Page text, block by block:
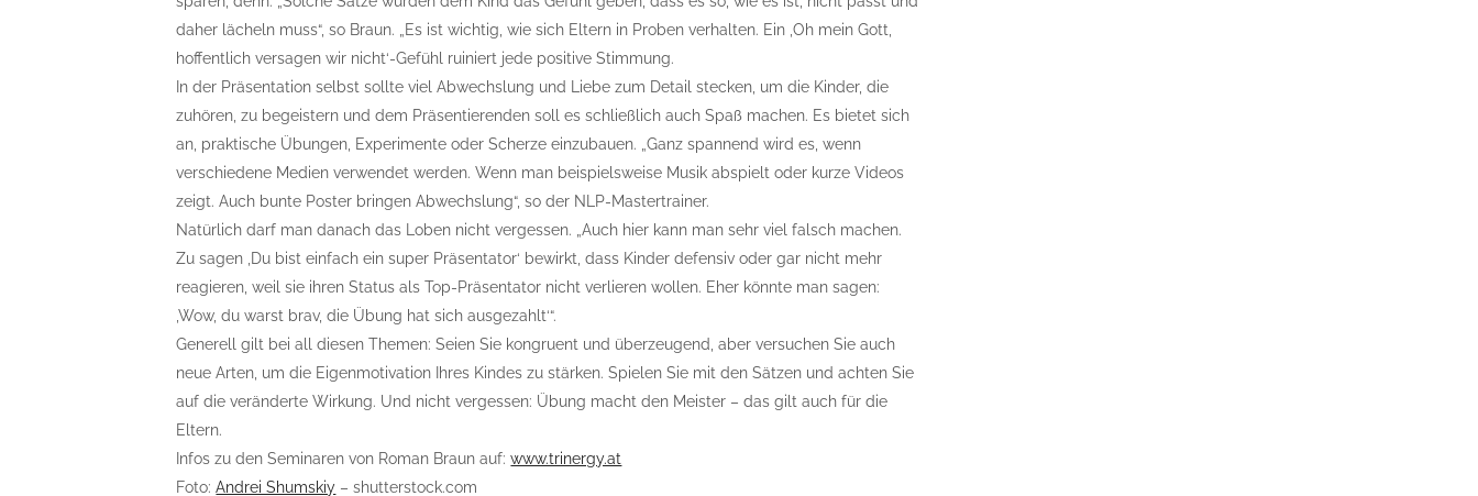
daher lächeln muss“, so Braun. „Es ist wichtig, wie sich Eltern in Proben verhalten. Ein ‚Oh mein Gott,
hoffentlich versagen wir nicht‘-Gefühl ruiniert jede positive Stimmung.
In der Präsentation selbst sollte viel Abwechslung und Liebe zum Detail stecken, um die Kinder, die
zuhören, zu begeistern und dem Präsentierenden soll es schließlich auch Spaß machen. Es bietet sich
an, praktische Übungen, Experimente oder Scherze einzubauen. „Ganz spannend wird es, wenn
verschiedene Medien verwendet werden. Wenn man beispielsweise Musik abspielt oder kurze Videos
zeigt. Auch bunte Poster bringen Abwechslung“, so der NLP-Mastertrainer.
Natürlich darf man danach das Loben nicht vergessen. „Auch hier kann man sehr viel falsch machen.
Zu sagen ‚Du bist einfach ein super Präsentator‘ bewirkt, dass Kinder defensiv oder gar nicht mehr
reagieren, weil sie ihren Status als Top-Präsentator nicht verlieren wollen. Eher könnte man sagen:
‚Wow, du warst brav, die Übung hat sich ausgezahlt‘“.
Generell gilt bei all diesen Themen: Seien Sie kongruent und überzeugend, aber versuchen Sie auch
neue Arten, um die Eigenmotivation Ihres Kindes zu stärken. Spielen Sie mit den Sätzen und achten Sie
auf die veränderte Wirkung. Und nicht vergessen: Übung macht den Meister – das gilt auch für die
Eltern.
Infos zu den Seminaren von Roman Braun auf:www.trinergy.at
Foto:Andrei Shumskiy – shutterstock.com